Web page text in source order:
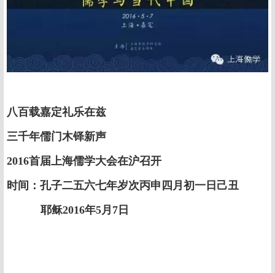
八百载嘉定礼乐在兹
三千年儒门木铎新声
2016首届上海儒学大会在沪召开
时间：孔子二五六七年岁次丙申四月初一日己丑
耶稣2016年5月7日